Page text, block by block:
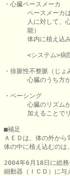
・心臓ペースメーカ
ペースメーカは、
人に対して、
      能）
体内に植え込み
<システム>病
・徐脈性不整脈（じょ
心臓のうち方が遅
・ペーシング
心臓のリズムが少
加えることでリ
■補足
ＡＥＤは、体の外から
体の中に植え込むのは
2004年6月18日に総
細動器（ＩＣＤ）に与